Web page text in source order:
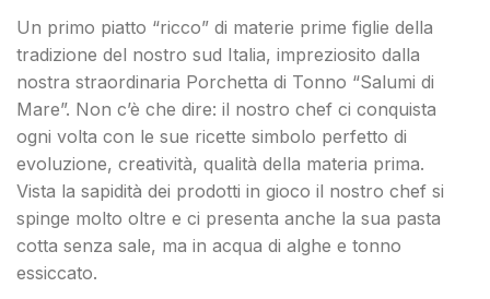
Un primo piatto “ricco” di materie prime figlie della
tradizione del nostro sud Italia, impreziosito dalla
nostra straordinaria Porchetta di Tonno “Salumi di
Mare”. Non c’è che dire: il nostro chef ci conquista
ogni volta con le sue ricette simbolo perfetto di
evoluzione, creatività, qualità della materia prima.
Vista la sapidità dei prodotti in gioco il nostro chef si
spinge molto oltre e ci presenta anche la sua pasta
cotta senza sale, ma in acqua di alghe e tonno
essiccato.